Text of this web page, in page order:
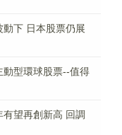
動下 日本股票仍展
動型環球股票--值得
有望再創新高 回調